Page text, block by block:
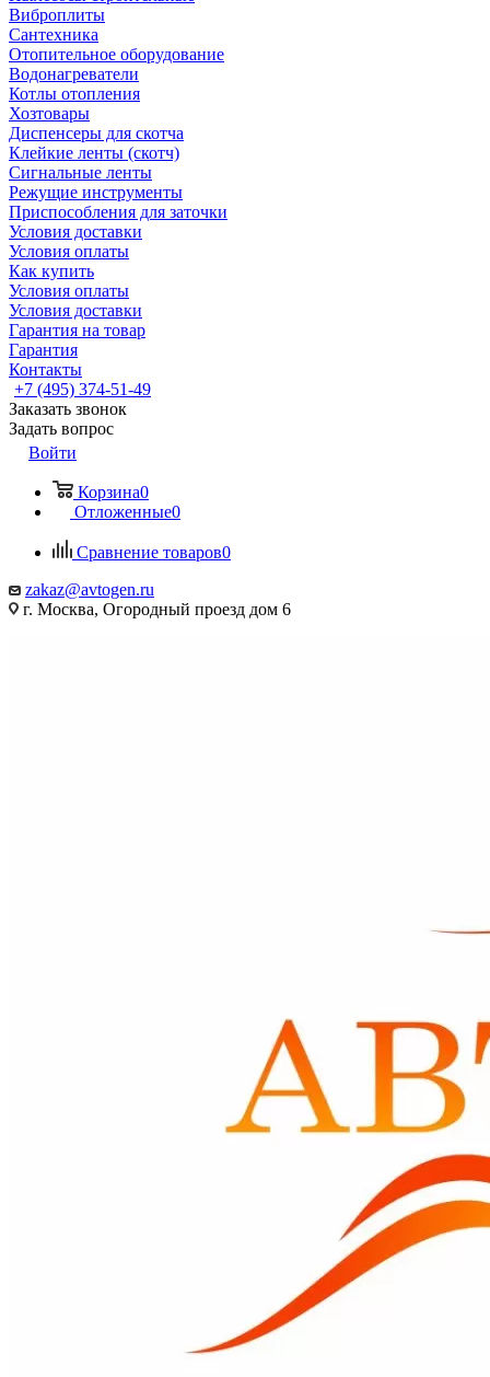
Виброплиты
Сантехника
Отопительное оборудование
Водонагреватели
Котлы отопления
Хозтовары
Диспенсеры для скотча
Клейкие ленты (скотч)
Сигнальные ленты
Режущие инструменты
Приспособления для заточки
Условия доставки
Условия оплаты
Как купить
Условия оплаты
Условия доставки
Гарантия на товар
Гарантия
Контакты
+7 (495) 374-51-49
Заказать звонок
Задать вопрос
Войти
Корзина0
Отложенные0
Сравнение товаров0
zakaz@avtogen.ru
г. Москва, Огородный проезд дом 6